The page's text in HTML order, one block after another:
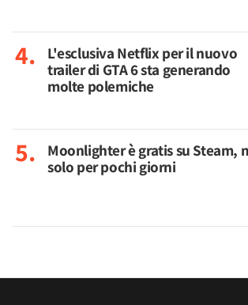
L'esclusiva Netflix per il nuovo
trailer di GTA 6 sta generando
molte polemiche
Moonlighter è gratis su Steam,
solo per pochi giorni